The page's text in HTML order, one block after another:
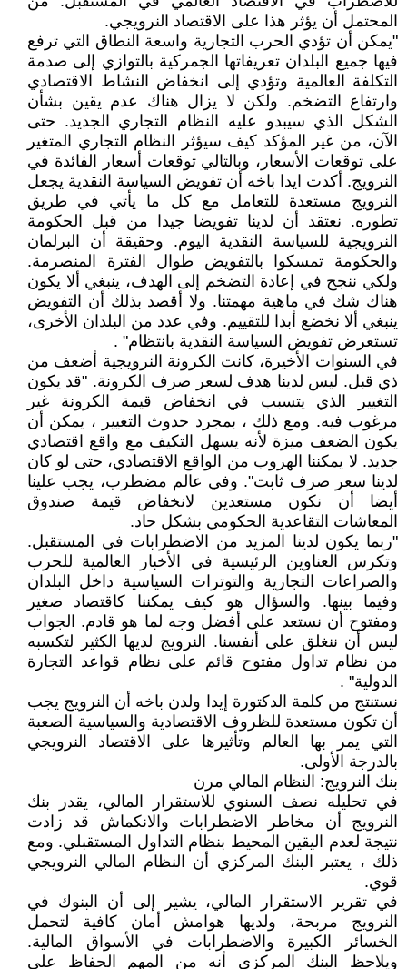
المحتمل أن يؤثر هذا على الاقتصاد النرويجي.
"يمكن أن تؤدي الحرب التجارية واسعة النطاق التي ترفع
فيها جميع البلدان تعريفاتها الجمركية بالتوازي إلى صدمة
التكلفة العالمية وتؤدي إلى انخفاض النشاط الاقتصادي
وارتفاع التضخم. ولكن لا يزال هناك عدم يقين بشأن
الشكل الذي سيبدو عليه النظام التجاري الجديد. حتى
الآن، من غير المؤكد كيف سيؤثر النظام التجاري المتغير
على توقعات الأسعار، وبالتالي توقعات أسعار الفائدة في
النرويج. أكدت ايدا باخه أن تفويض السياسة النقدية يجعل
النرويج مستعدة للتعامل مع كل ما يأتي في طريق
تطوره. نعتقد أن لدينا تفويضا جيدا من قبل الحكومة
النرويجية للسياسة النقدية اليوم. وحقيقة أن البرلمان
والحكومة تمسكوا بالتفويض طوال الفترة المنصرمة.
ولكي ننجح في إعادة التضخم إلى الهدف، ينبغي ألا يكون
هناك شك في ماهية مهمتنا. ولا أقصد بذلك أن التفويض
ينبغي ألا نخضع أبدا للتقييم. وفي عدد من البلدان الأخرى،
تستعرض تفويض السياسة النقدية بانتظام" .
في السنوات الأخيرة، كانت الكرونة النرويجية أضعف من
ذي قبل. ليس لدينا هدف لسعر صرف الكرونة. "قد يكون
التغيير الذي يتسبب في انخفاض قيمة الكرونة غير
مرغوب فيه. ومع ذلك ، بمجرد حدوث التغيير ، يمكن أن
يكون الضعف ميزة لأنه يسهل التكيف مع واقع اقتصادي
جديد. لا يمكننا الهروب من الواقع الاقتصادي، حتى لو كان
لدينا سعر صرف ثابت". وفي عالم مضطرب، يجب علينا
أيضا أن نكون مستعدين لانخفاض قيمة صندوق
المعاشات التقاعدية الحكومي بشكل حاد.
"ربما يكون لدينا المزيد من الاضطرابات في المستقبل.
وتكرس العناوين الرئيسية في الأخبار العالمية للحرب
والصراعات التجارية والتوترات السياسية داخل البلدان
وفيما بينها. والسؤال هو كيف يمكننا كاقتصاد صغير
ومفتوح أن نستعد على أفضل وجه لما هو قادم. الجواب
ليس أن ننغلق على أنفسنا. النرويج لديها الكثير لتكسبه
من نظام تداول مفتوح قائم على نظام قواعد التجارة
الدولية" .
نستنتج من كلمة الدكتورة إيدا ولدن باخه أن النرويج يجب
أن تكون مستعدة للظروف الاقتصادية والسياسية الصعبة
التي يمر بها العالم وتأثيرها على الاقتصاد النرويجي
بالدرجة الأولى.
بنك النرويج: النظام المالي مرن
في تحليله نصف السنوي للاستقرار المالي، يقدر بنك
النرويج أن مخاطر الاضطرابات والانكماش قد زادت
نتيجة لعدم اليقين المحيط بنظام التداول المستقبلي. ومع
ذلك ، يعتبر البنك المركزي أن النظام المالي النرويجي
قوي.
في تقرير الاستقرار المالي، يشير إلى أن البنوك في
النرويج مربحة، ولديها هوامش أمان كافية لتحمل
الخسائر الكبيرة والاضطرابات في الأسواق المالية.
ويلاحظ البنك المركزي أنه من المهم الحفاظ على